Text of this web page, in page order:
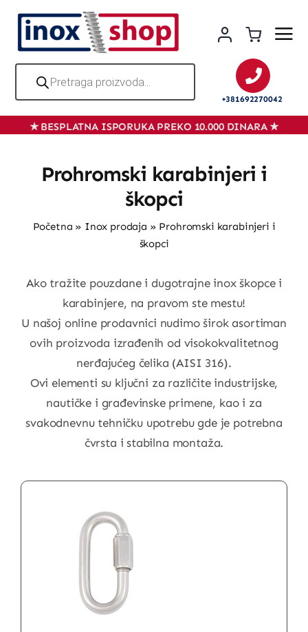
content
Products
search
+381692270042
Prohromski karabinjeri i
škopci
Početna » Inox prodaja » Prohromski karabinjeri i
škopci
Ako tražite pouzdane i dugotrajne inox škopce i
karabinjere, na pravom ste mestu!
U našoj online prodavnici nudimo širok asortiman
ovih proizvoda izrađenih od visokokvalitetnog
nerđajućeg čelika (AISI 316).
Ovi elementi su ključni za različite industrijske,
nautičke i građevinske primene, kao i za
svakodnevnu tehničku upotrebu gde je potrebna
čvrsta i stabilna montaža.